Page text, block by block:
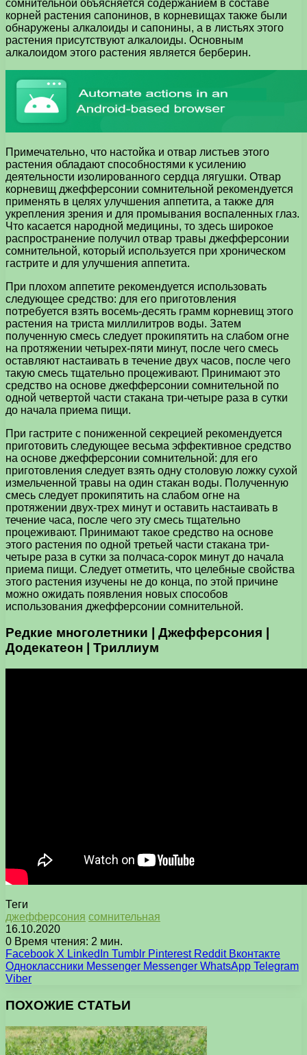
сомнительной объясняется содержанием в составе
корней растения сапонинов, в корневищах также были
обнаружены алкалоиды и сапонины, а в листьях этого
растения присутствуют алкалоиды. Основным
алкалоидом этого растения является берберин.
Примечательно, что настойка и отвар листьев этого
растения обладают способностями к усилению
деятельности изолированного сердца лягушки. Отвар
корневищ джефферсонии сомнительной рекомендуется
применять в целях улучшения аппетита, а также для
укрепления зрения и для промывания воспаленных глаз.
Что касается народной медицины, то здесь широкое
распространение получил отвар травы джефферсонии
сомнительной, который используется при хроническом
гастрите и для улучшения аппетита.
При плохом аппетите рекомендуется использовать
следующее средство: для его приготовления
потребуется взять восемь-десять грамм корневищ этого
растения на триста миллилитров воды. Затем
полученную смесь следует прокипятить на слабом огне
на протяжении четырех-пяти минут, после чего смесь
оставляют настаивать в течение двух часов, после чего
такую смесь тщательно процеживают. Принимают это
средство на основе джефферсонии сомнительной по
одной четвертой части стакана три-четыре раза в сутки
до начала приема пищи.
При гастрите с пониженной секрецией рекомендуется
приготовить следующее весьма эффективное средство
на основе джефферсонии сомнительной: для его
приготовления следует взять одну столовую ложку сухой
измельченной травы на один стакан воды. Полученную
смесь следует прокипятить на слабом огне на
протяжении двух-трех минут и оставить настаивать в
течение часа, после чего эту смесь тщательно
процеживают. Принимают такое средство на основе
этого растения по одной третьей части стакана три-
четыре раза в сутки за полчаса-сорок минут до начала
приема пищи. Следует отметить, что целебные свойства
этого растения изучены не до конца, по этой причине
можно ожидать появления новых способов
использования джефферсонии сомнительной.
Редкие многолетники | Джефферсония |
Додекатеон | Триллиум
Теги
джефферсония сомнительная
16.10.2020
0 Время чтения: 2 мин.
Facebook X LinkedIn Tumblr Pinterest Reddit Вконтакте
Одноклассники Messenger Messenger WhatsApp Telegram
Viber
ПОХОЖИЕ СТАТЬИ